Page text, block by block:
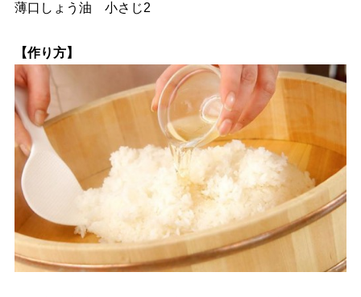
薄口しょう油 小さじ2
【作り方】